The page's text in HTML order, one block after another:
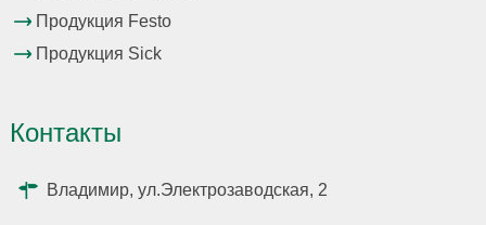
Продукция Festo
Продукция Sick
Контакты
Владимир, ул.Электрозаводская, 2